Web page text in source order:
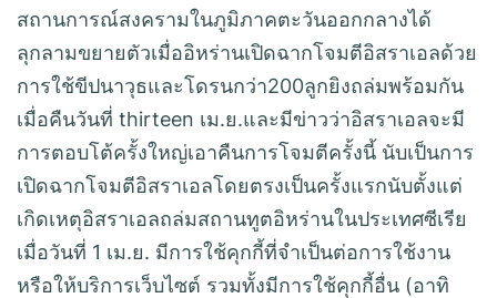
สถานการณ์สงครามในภูมิภาคตะวันออกกลางได้
ลุกลามขยายตัวเมื่ออิหร่านเปิดฉากโจมตีอิสราเอลด้วย
การใช้ขีปนาวุธและโดรนกว่า200ลูกยิงถล่มพร้อมกัน
เมื่อคืนวันที่ thirteen เม.ย.และมีข่าวว่าอิสราเอลจะมี
การตอบโต้ครั้งใหญ่เอาคืนการโจมตีครั้งนี้ นับเป็นการ
เปิดฉากโจมตีอิสราเอลโดยตรงเป็นครั้งแรกนับตั้งแต่
เกิดเหตุอิสราเอลถล่มสถานทูตอิหร่านในประเทศซีเรีย
เมื่อวันที่ 1 เม.ย. มีการใช้คุกกี้ที่จำเป็นต่อการใช้งาน
หรือให้บริการเว็บไซต์ รวมทั้งมีการใช้คุกกี้อื่น (อาทิ